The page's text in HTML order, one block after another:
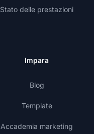
Stato delle prestazioni
Impara
Blog
Template
Accademia marketing